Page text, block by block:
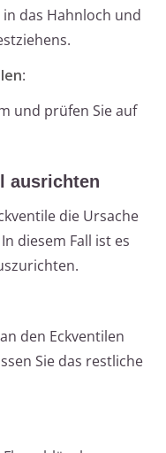
das Hahnloch und
:
und prüfen Sie auf
ausrichten
die Ursache
diesem Fall ist es
den Eckventilen
Sie das restliche